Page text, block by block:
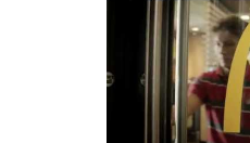
CSOA